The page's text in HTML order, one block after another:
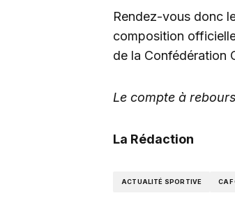
Rendez-vous donc
composition
de la Confédération
Le compte à
La Rédaction
ACTUALITÉ SPORTIVE CAF